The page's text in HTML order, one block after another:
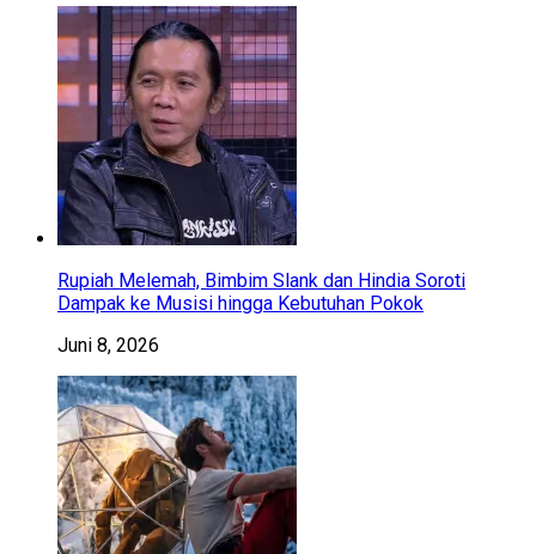
Rupiah Melemah, Bimbim Slank dan Hindia Soroti
Dampak ke Musisi hingga Kebutuhan Pokok
Juni 8, 2026